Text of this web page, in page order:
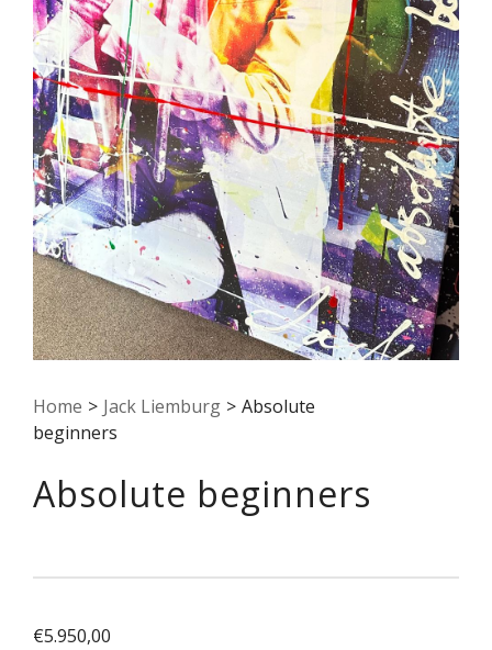
Home > Jack Liemburg > Absolute
beginners
Absolute beginners
€5.950,00